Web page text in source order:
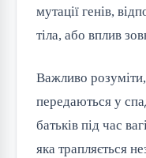
мутації генів,
тіла, або вплив
Важливо
передаються у
батьків під час
яка трапляється